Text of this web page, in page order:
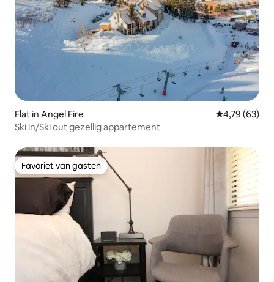
Flat in Angel Fire Gemiddelde
4,79 (63)
Ski in/Ski out gezellig appartement
Favoriet van gasten
Favoriet van gasten